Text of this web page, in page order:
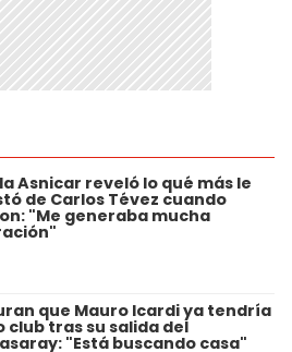
Asnicar reveló lo qué más le
de Carlos Tévez cuando
"Me generaba mucha
que Mauro Icardi ya tendría
club tras su salida del
"Está buscando casa"